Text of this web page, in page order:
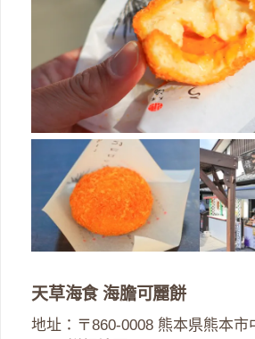
天草海食 海膽可麗餅
地址：〒860-0008 熊本県熊本市